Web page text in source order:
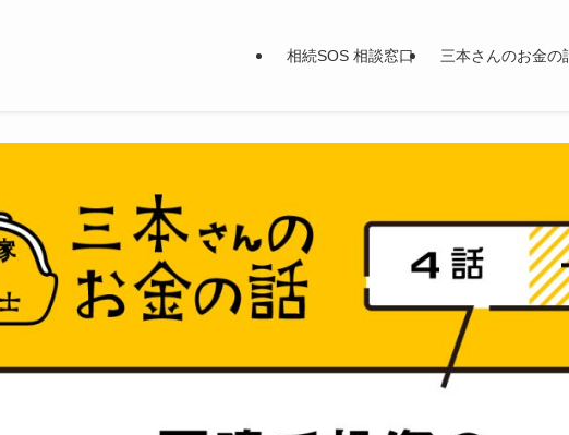
相続SOS 相談窓口 三本さんのお金の